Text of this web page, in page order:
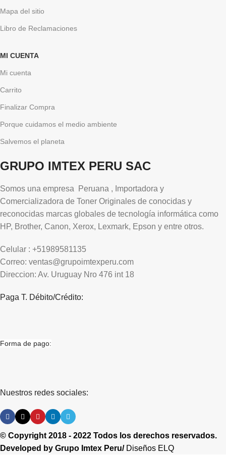
Mapa del sitio
Libro de Reclamaciones
MI CUENTA
Mi cuenta
Carrito
Finalizar Compra
Porque cuidamos el medio ambiente
Salvemos el planeta
GRUPO IMTEX PERU SAC
Somos una empresa Peruana , Importadora y
Comercializadora de Toner Originales de conocidas y
reconocidas marcas globales de tecnología informática como
HP, Brother, Canon, Xerox, Lexmark, Epson y entre otros.
Celular : +51989581135
Correo: ventas@grupoimtexperu.com
Direccion: Av. Uruguay Nro 476 int 18
Paga T. Débito/Crédito:
Forma de pago:
Nuestros redes sociales:
© Copyright 2018 - 2022 Todos los derechos reservados.
Developed by Grupo Imtex Peru/ Diseños ELQ